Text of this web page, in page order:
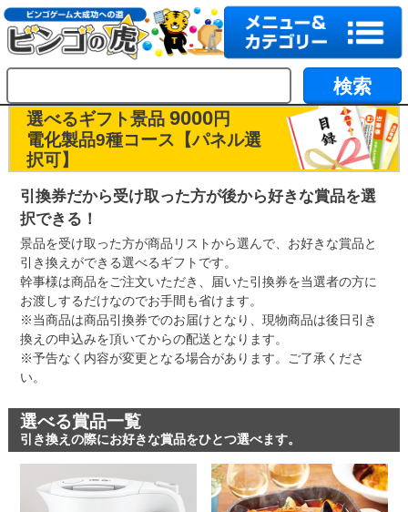
選べるギフト景品 9000円
電化製品9種コース【パネル選
択可】
引換券だから受け取った方が後から好きな賞品を選
択できる！
景品を受け取った方が商品リストから選んで、お好きな賞品と
引き換えができる選べるギフトです。
幹事様は商品をご注文いただき、届いた引換券を当選者の方に
お渡しするだけなのでお手間も省けます。
※当商品は商品引換券でのお届けとなり、現物商品は後日引き
換えの申込みを頂いてからの配送となります。
※予告なく内容が変更となる場合があります。ご了承くださ
い。
選べる賞品一覧
引き換えの際にお好きな賞品をひとつ選べます。